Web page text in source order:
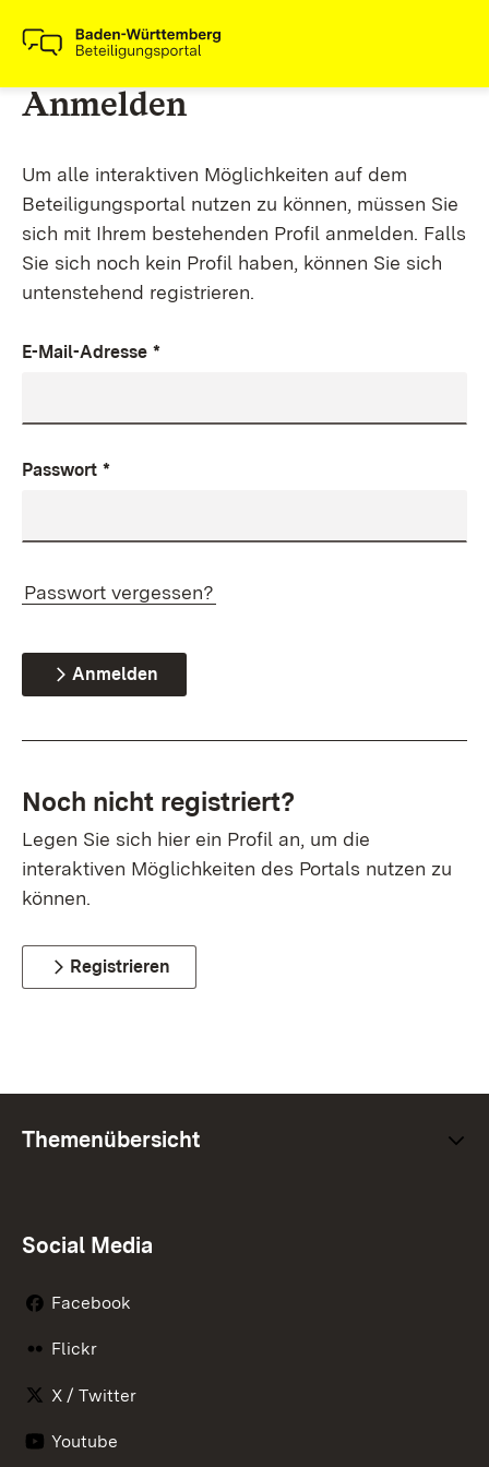
Anmelden
Um alle interaktiven Möglichkeiten auf dem
Beteiligungsportal nutzen zu können, müssen Sie
sich mit Ihrem bestehenden Profil anmelden. Falls
Sie sich noch kein Profil haben, können Sie sich
untenstehend registrieren.
E-Mail-Adresse *
Passwort *
Passwort vergessen?
Anmelden
Noch nicht registriert?
Legen Sie sich hier ein Profil an, um die
interaktiven Möglichkeiten des Portals nutzen zu
können.
Registrieren
Themenübersicht
Social Media
Facebook
Flickr
X / Twitter
Youtube